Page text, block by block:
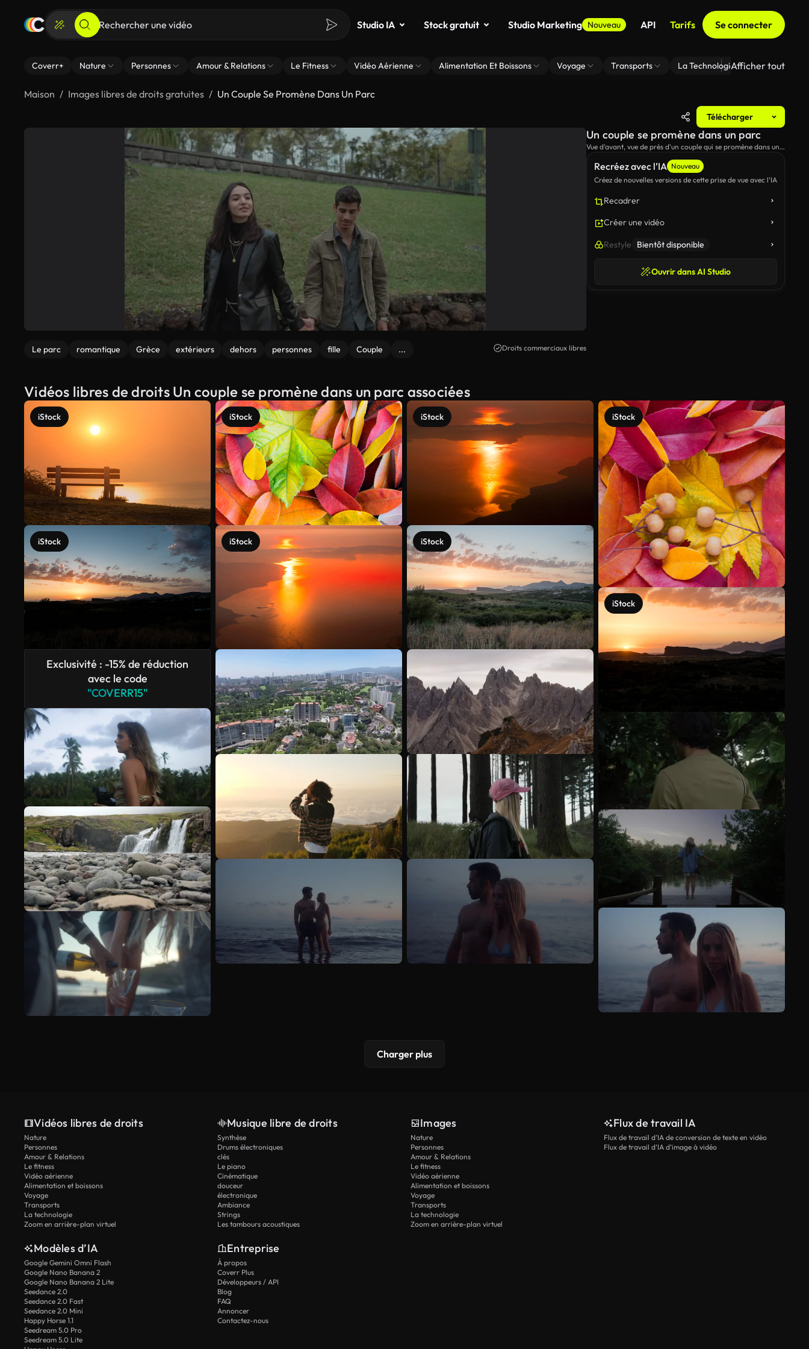
Studio IA Stock gratuit Studio Marketing Nouveau API Tarifs Se connecter
Coverr+ Nature Personnes Amour & Relations Le Fitness Vidéo Aérienne Alimentation Et Boissons Voyage Transports La Technologie Zoom En
Afficher tout
Maison Images libres de droits gratuites Un Couple Se Promène Dans Un Parc
Télécharger
Le parc romantique Grèce extérieurs dehors personnes fille Couple ... Droits commerciaux libres
Recréez avec l’IA Nouveau
Créez de nouvelles versions de cette prise de vue avec l’IA
Recadrer
Créer une vidéo
Restyle Bientôt disponible
Ouvrir dans AI Studio
Un couple se promène dans un parc
Vue d'avant, vue de près d'un couple qui se promène dans un
Vidéos libres de droits Un couple se promène dans un parc associées
iStock
iStock
Exclusivité : -15% de réduction
avec le code
"COVERR15"
iStock
iStock
iStock
iStock
iStock
iStock
Charger plus
Vidéos libres de droits
Nature
Personnes
Amour & Relations
Le fitness
Vidéo aérienne
Alimentation et boissons
Voyage
Transports
La technologie
Zoom en arrière-plan virtuel
Musique libre de droits
Synthèse
Drums électroniques
clés
Le piano
Cinématique
douceur
électronique
Ambiance
Strings
Les tambours acoustiques
Images
Nature
Personnes
Amour & Relations
Le fitness
Vidéo aérienne
Alimentation et boissons
Voyage
Transports
La technologie
Zoom en arrière-plan virtuel
Flux de travail IA
Flux de travail d’IA de conversion de texte en vidéo
Flux de travail d’IA d’image à vidéo
Modèles d’IA
Google Gemini Omni Flash
Google Nano Banana 2
Google Nano Banana 2 Lite
Seedance 2.0
Seedance 2.0 Fast
Seedance 2.0 Mini
Happy Horse 1.1
Seedream 5.0 Pro
Seedream 5.0 Lite
Entreprise
À propos
Coverr Plus
Développeurs / API
Blog
FAQ
Annoncer
Contactez-nous